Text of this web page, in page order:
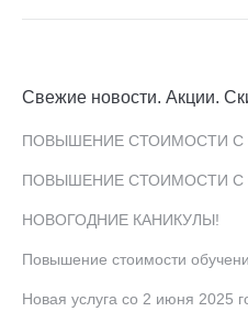
Свежие новости. Акции.
ПОВЫШЕНИЕ СТОИМОСТИ С
ПОВЫШЕНИЕ СТОИМОСТИ С
НОВОГОДНИЕ КАНИКУЛЫ!
Повышение стоимости
Новая услуга со 2 июня 2025